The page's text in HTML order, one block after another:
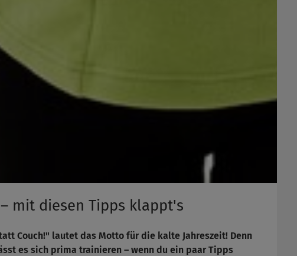
mit diesen Tipps klappt's
Couch!" lautet das Motto für die kalte Jahreszeit! Denn
es sich prima trainieren – wenn du ein paar Tipps